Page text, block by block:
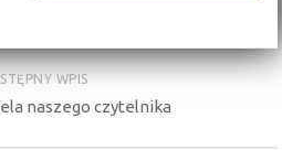
WPIS
naszego czytelnika